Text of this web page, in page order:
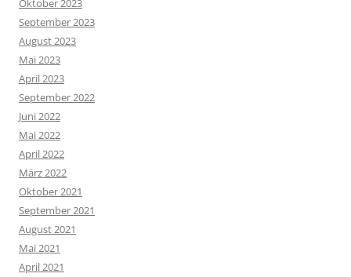
Oktober 2023
September 2023
August 2023
Mai 2023
April 2023
September 2022
Juni 2022
Mai 2022
April 2022
März 2022
Oktober 2021
September 2021
August 2021
Mai 2021
April 2021